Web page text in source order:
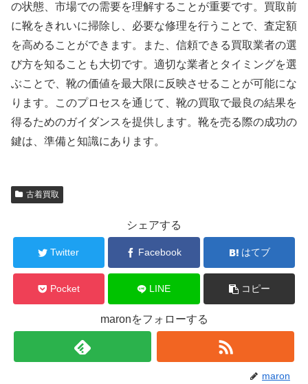
の状態、市場での需要を理解することが重要です。買取前
に靴をきれいに掃除し、必要な修理を行うことで、査定額
を高めることができます。また、信頼できる買取業者の選
び方を知ることも大切です。適切な業者とタイミングを選
ぶことで、靴の価値を最大限に反映させることが可能にな
ります。このプロセスを通じて、靴の買取で最良の結果を
得るためのガイダンスを提供します。靴を売る際の成功の
鍵は、準備と知識にあります。
古着買取
シェアする
Twitter Facebook はてブ
Pocket LINE コピー
maronをフォローする
maron